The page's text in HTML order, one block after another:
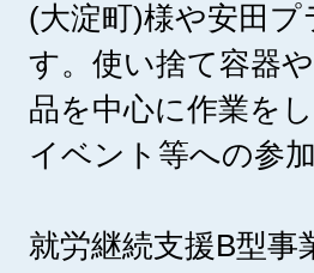
(大淀町)様や安田
す。使い捨て容器
品を中心に作業を
イベント等への参
就労継続支援B型事